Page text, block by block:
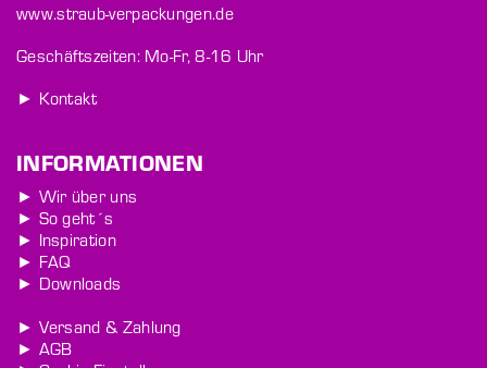
www.straub-verpackungen.de
Geschäftszeiten: Mo-Fr, 8-16 Uhr
► Kontakt
INFORMATIONEN
► Wir über uns
► So geht´s
► Inspiration
► FAQ
► Downloads
► Versand & Zahlung
► AGB